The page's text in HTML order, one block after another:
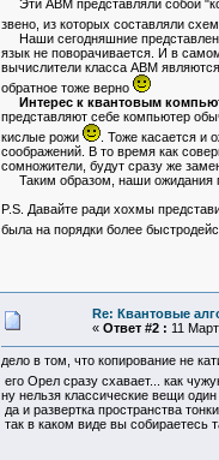
Эти АВМ представляли собой
звено, из которых составляли
Наши сегодняшние
язык не поворачивается. И в
вычислители класса АВМ
обратное тоже верно
Интерес к квантовым
представляют себе компьютер
кислые рожи
. Тоже касается и
соображений. В то время как
сомножители, будут сразу же
Таким образом, наши ожидания
P.S. Давайте ради хохмы
была на порядки более
Re: Квантовые
« Ответ #2 : 11
дело в том, что копирование не
его Орел сразу схавает... как
ну нельзя классические вещи
да и развертка пространства
так в каком виде вы собираетесь